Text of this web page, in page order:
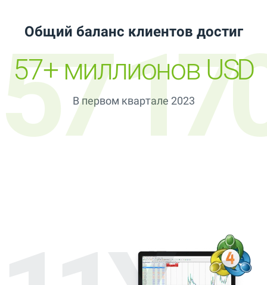
57
Общий баланс клиентов достиг
57+ миллионов USD
В первом квартале 2023